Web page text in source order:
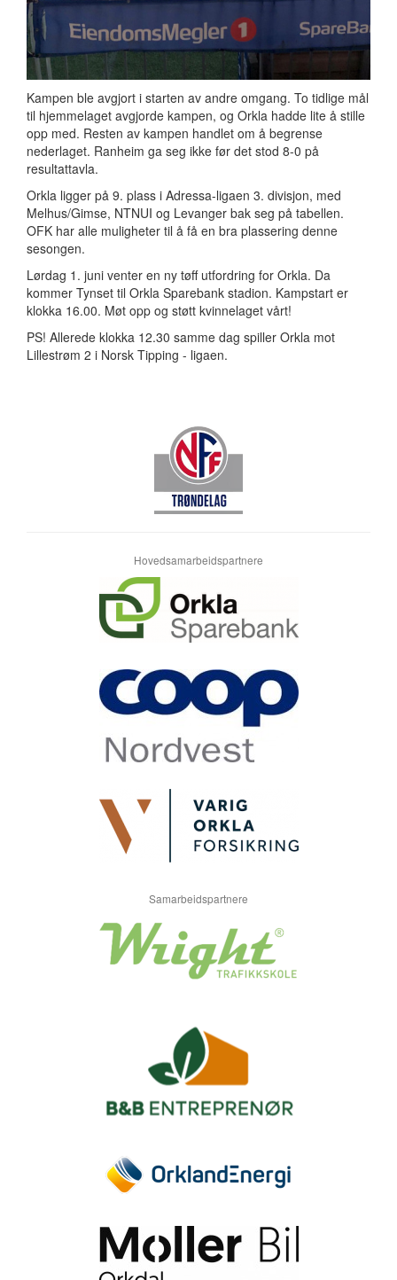
Kampen ble avgjort i starten av andre omgang. To tidlige mål
til hjemmelaget avgjorde kampen, og Orkla hadde lite å stille
opp med. Resten av kampen handlet om å begrense
nederlaget. Ranheim ga seg ikke før det stod 8-0 på
resultattavla.
Orkla ligger på 9. plass i Adressa-ligaen 3. divisjon, med
Melhus/Gimse, NTNUI og Levanger bak seg på tabellen.
OFK har alle muligheter til å få en bra plassering denne
sesongen.
Lørdag 1. juni venter en ny tøff utfordring for Orkla. Da
kommer Tynset til Orkla Sparebank stadion. Kampstart er
klokka 16.00. Møt opp og støtt kvinnelaget vårt!
PS! Allerede klokka 12.30 samme dag spiller Orkla mot
Lillestrøm 2 i Norsk Tipping - ligaen.
Hovedsamarbeidspartnere
Samarbeidspartnere